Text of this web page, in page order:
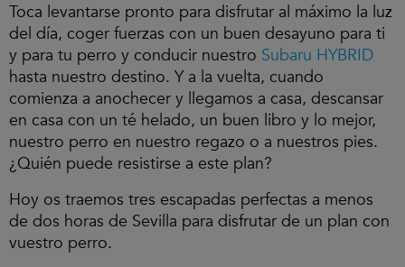
Toca levantarse pronto para disfrutar al máximo la luz
del día, coger fuerzas con un buen desayuno para ti
y para tu perro y conducir nuestro Subaru HYBRID
hasta nuestro destino. Y a la vuelta, cuando
comienza a anochecer y llegamos a casa, descansar
en casa con un té helado, un buen libro y lo mejor,
nuestro perro en nuestro regazo o a nuestros pies.
¿Quién puede resistirse a este plan?
Hoy os traemos tres escapadas perfectas a menos
de dos horas de Sevilla para disfrutar de un plan con
vuestro perro.